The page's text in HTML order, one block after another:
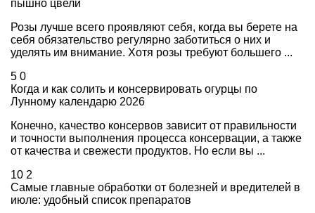
пышно цвели
Розы лучше всего проявляют себя, когда вы берете на
себя обязательство регулярно заботиться о них и
уделять им внимание. Хотя розы требуют большего ...
5 0
Когда и как солить и консервировать огурцы по
Лунному календарю 2026
Конечно, качество консервов зависит от правильности
и точности выполнения процесса консервации, а также
от качества и свежести продуктов. Но если вы ...
10 2
Самые главные обработки от болезней и вредителей в
июле: удобный список препаратов